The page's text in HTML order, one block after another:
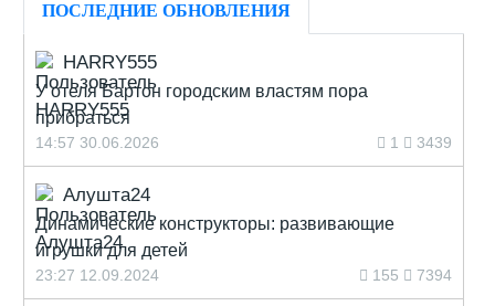
ПОСЛЕДНИЕ ОБНОВЛЕНИЯ
HARRY555
У отеля Бартон городским властям пора
прибраться
14:57 30.06.2026 1 3439
Алушта24
Динамические конструкторы: развивающие
игрушки для детей
23:27 12.09.2024 155 7394